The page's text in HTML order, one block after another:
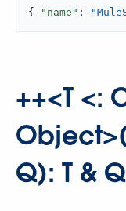
{ "name" :
++<T <:
Q): T & Q